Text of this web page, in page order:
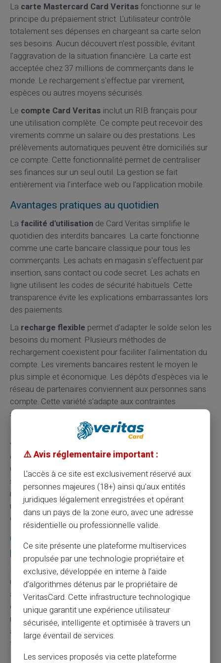
La carte Mastercard Card Veritasfonctionne sur le
principe du prépaiement strict. L'utilisateur contrôle
totalement ses dépenses en chargeant sa carte selon
ses besoins. Aucun découvert n'est possible, évitant
l'aggravation de la situation financière. La carte est
acceptée chez 37 millions de commerçants dans le
monde. Le rechargement s'effectue par virement,
espèces ou autres moyens sécurisés.
Le compte Card Veritasinclut un RIB français pour
une utilisation complète. Ce compte peut recevoir des
virements comme un salaire ou des prestations. Les
prélèvements automatiques peuvent être domiciliés sur
ce compte. Cette fonctionnalité permet de centraliser
ses finances sur un seul outil. La gestion se fait
entièrement via l'interface web ou l'application mobile.
Avantages pratiques au quotidien
La facilité d'utilisationde Card Veritas simplifie le
quotidien des interdits bancaires. La carte fonctionne
comme une carte bancaire classique pour tous les
commerçants. Les achats en magasin s'effectuent par
insertion, sans contact ou code secret. Les achats en
ligne utilisent les codes de sécurité habituels. Cette
transparence évite les explications embarrassantes lors
des paiements.
La recharge flexible permet d'adapter le solde selon les
besoins du moment. Plusieurs méthodes de
rechargement coexistent pour faciliter l'alimentation du
compte. Les virements bancaires restent le moyen le
plus simple et économique. Les dépôts d'espèces via le
réseau de partenaires conviennent aux personnes sans
compte. Cette variété s'adapte aux contraintes
spécifiques de chaque utilisateur.
garantie par Card Veritas protège la
vie privée des utilisateurs. Les achats effectués avec la
carte n'apparaissent pas sur d'autres relevés bancaires.
Cette discrétion permet d'éviter le regard des banques
sur certaines dépenses. L'autonomie financière
retrouvée améliore la qualité de vie. Card Veritas
respecte les normes européennes de protection des
données personnelles.
Conseils pratiques pour optimiser ses
paiements
planification budgétairedevient fondamentale avec
une carte prépayée. L'absence de découvert oblige à
anticiper ses dépenses principales. Cette contrainte
encourage une gestion financière plus rigoureuse et
responsable. L'historique des transactions aide à
analyser ses habitudes de consommation. Card Veritas
fournit des outils de suivi en temps réel.
⚠️ Avis réglementaire important :
L'accès à ce site est exclusivement réservé aux
personnes majeures (18+) ainsi qu'aux entités
juridiques légalement enregistrées et opérant
dans un pays de la zone euro, avec une adresse
résidentielle ou professionnelle valide.
Ce site présente une plateforme multiservices
propulsée par une technologie propriétaire et
exclusive, développée en interne à l’aide
d’algorithmes détenus par le propriétaire de
VeritasCard. Cette infrastructure technologique
unique garantit une expérience utilisateur
sécurisée, intelligente et optimisée à travers un
large éventail de services.
Les services proposés via cette plateforme